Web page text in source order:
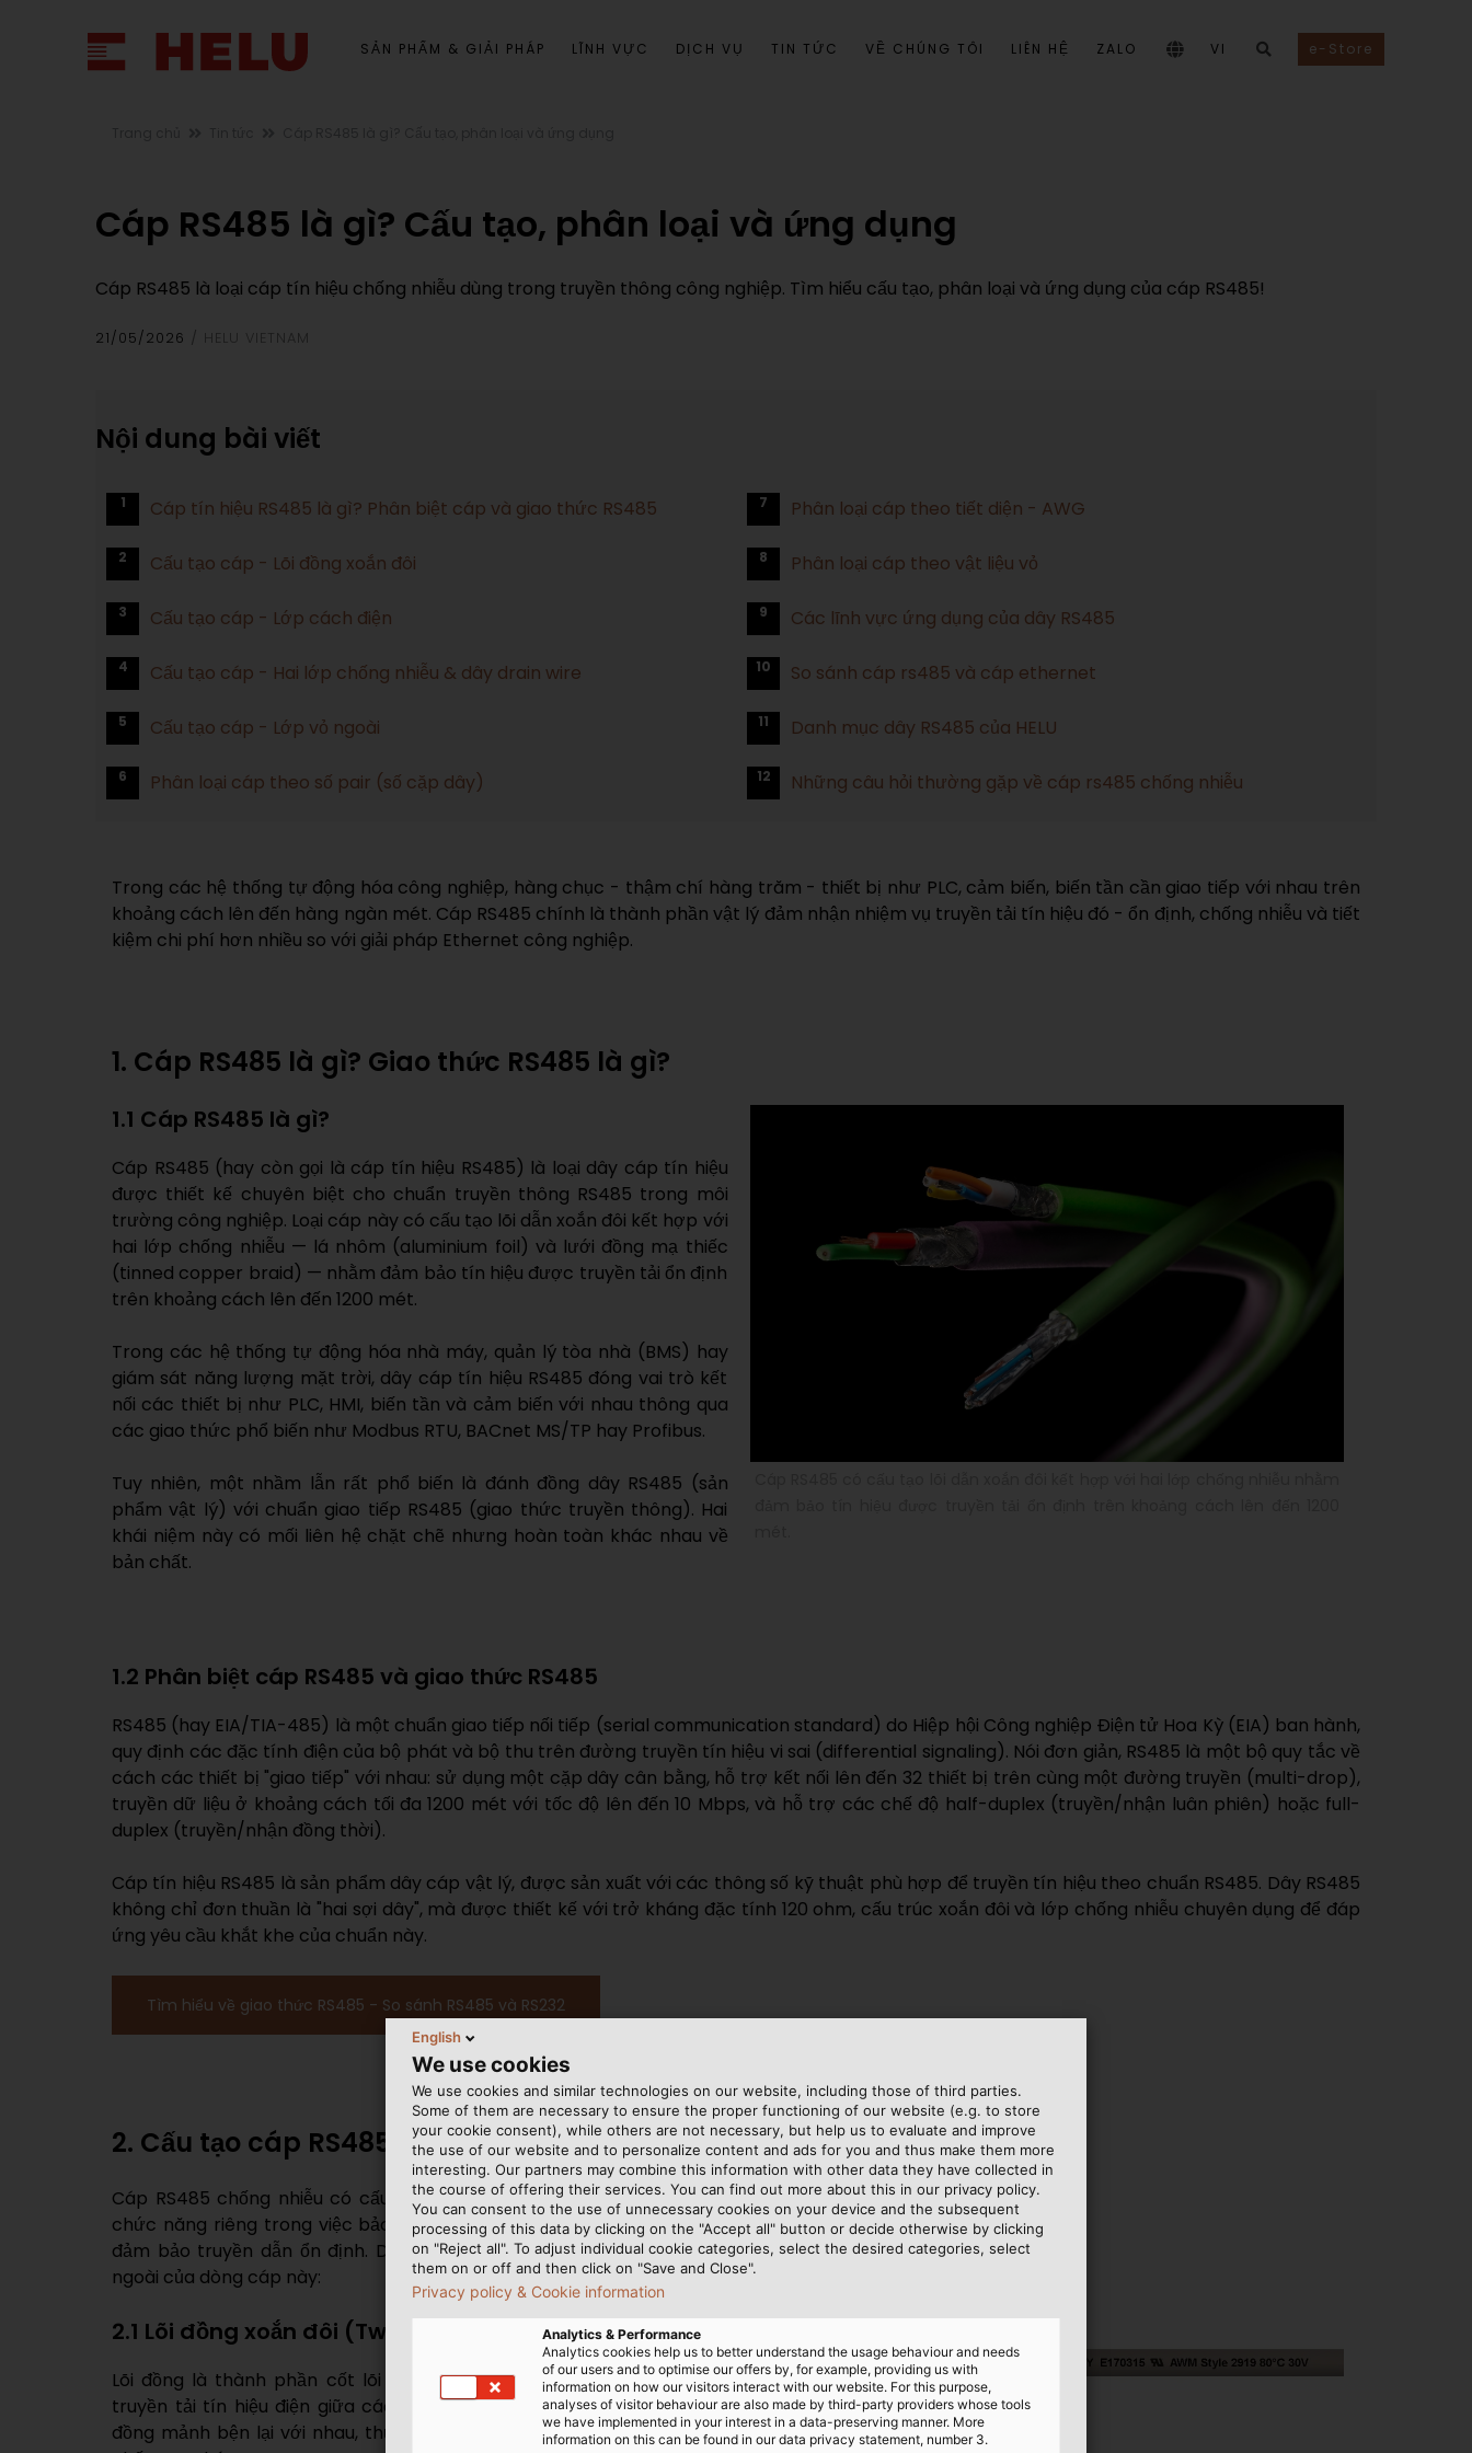
SẢN PHẨM & GIẢI PHÁP LĨNH VỰC DỊCH VỤ TIN TỨC VỀ CHÚNG TÔI LIÊN HỆ ZALO VI e-Store
Cáp RS485 là gì? Cấu tạo, phân loại và ứng dụng
Cáp RS485 là loại cáp tín hiệu chống nhiễu dùng trong truyền thông công nghiệp. Tìm hiểu cấu tạo, phân loại và ứng dụng của cáp RS485!
21/05/2026 HELU VIETNAM
Nội dung bài viết
1 Cáp tín hiệu RS485 là gì? Phân biệt cáp và giao thức RS485
2 Cấu tạo cáp - Lõi đồng xoắn đôi
3 Cấu tạo cáp - Lớp cách điện
4 Cấu tạo cáp - Hai lớp chống nhiễu & dây drain wire
5 Cấu tạo cáp - Lớp vỏ ngoài
6 Phân loại cáp theo số pair (số cặp dây)
7 Phân loại cáp theo tiết diện - AWG
8 Phân loại cáp theo vật liệu vỏ
9 Các lĩnh vực ứng dụng của dây RS485
10 So sánh cáp rs485 và cáp ethernet
11 Danh mục dây RS485 của HELU
12 Những câu hỏi thường gặp về cáp rs485 chống nhiễu
Trong các hệ thống tự động hóa công nghiệp, hàng chục - thậm chí hàng trăm - thiết bị như PLC, cảm biến, biến tần cần giao tiếp với nhau trên
khoảng cách lên đến hàng ngàn mét. Cáp RS485 chính là thành phần vật lý đảm nhận nhiệm vụ truyền tải tín hiệu đó - ổn định, chống nhiễu và tiết
kiệm chi phí hơn nhiều so với giải pháp Ethernet công nghiệp.
1. Cáp RS485 là gì? Giao thức RS485 là gì?
1.1 Cáp RS485 là gì?
Cáp RS485 (hay còn gọi là cáp tín hiệu RS485) là loại dây cáp tín hiệu
được thiết kế chuyên biệt cho chuẩn truyền thông RS485 trong môi
trường công nghiệp. Loại cáp này có cấu tạo lõi dẫn xoắn đôi kết hợp với
hai lớp chống nhiễu — lá nhôm (aluminium foil) và lưới đồng mạ thiếc
(tinned copper braid) — nhằm đảm bảo tín hiệu được truyền tải ổn định
trên khoảng cách lên đến 1200 mét.
Trong các hệ thống tự động hóa nhà máy, quản lý tòa nhà (BMS) hay
giám sát năng lượng mặt trời, dây cáp tín hiệu RS485 đóng vai trò kết
nối các thiết bị như PLC, HMI, biến tần và cảm biến với nhau thông qua
các giao thức phổ biến như Modbus RTU, BACnet MS/TP hay Profibus.
Tuy nhiên, một nhầm lẫn rất phổ biến là đánh đồng dây RS485 (sản
phẩm vật lý) với chuẩn giao tiếp RS485 (giao thức truyền thông). Hai
khái niệm này có mối liên hệ chặt chẽ nhưng hoàn toàn khác nhau về
bản chất.
1.2 Phân biệt cáp RS485 và giao thức RS485
RS485 (hay EIA/TIA-485) là một chuẩn giao tiếp nối tiếp (serial communication standard) do Hiệp hội Công nghiệp Điện tử Hoa Kỳ (EIA) ban hành,
quy định các đặc tính điện của bộ phát và bộ thu trên đường truyền tín hiệu vi sai (differential signaling). Nói đơn giản, RS485 là một bộ quy tắc về
cách các thiết bị "giao tiếp" với nhau: sử dụng một cặp dây cân bằng, hỗ trợ kết nối lên đến 32 thiết bị trên cùng một đường truyền (multi-drop),
truyền dữ liệu ở khoảng cách tối đa 1200 mét với tốc độ lên đến 10 Mbps, và hỗ trợ các chế độ half-duplex (truyền/nhận luân phiên) hoặc full-
duplex (truyền/nhận đồng thời).
Cáp tín hiệu RS485 là sản phẩm dây cáp vật lý, được sản xuất với các thông số kỹ thuật phù hợp để truyền tín hiệu theo chuẩn RS485. Dây RS485
không chỉ đơn thuần là "hai sợi dây", mà được thiết kế với trở kháng đặc tính 120 ohm, cấu trúc xoắn đôi và lớp chống nhiễu chuyên dụng để đáp
ứng yêu cầu khắt khe của chuẩn này.
Tìm hiểu về giao thức RS485 - So sánh RS485 và RS232
2. Cấu tạo cáp RS485 chống nhiễu
Cáp RS485 chống nhiễu có cấu tạo nhiều lớp, mỗi lớp đảm nhận một
chức năng riêng trong việc bảo vệ tín hiệu khỏi nhiễu điện từ (EMI) và
đảm bảo truyền dẫn ổn định. Dưới đây là cấu tạo chi tiết từ trong ra
ngoài của dòng cáp này:
2.1 Lõi đồng xoắn đôi (Twisted pair)
Lõi đồng là thành phần cốt lõi của dây cáp RS485, chịu trách nhiệm
truyền tải tín hiệu điện giữa các thiết bị. Lõi dẫn được làm từ các sợi
đồng mảnh bện lại với nhau, thường được mạ thiếc để tăng khả năng
English
We use cookies
We use cookies and similar technologies on our website, including those of third parties.
Some of them are necessary to ensure the proper functioning of our website (e.g. to store
your cookie consent), while others are not necessary, but help us to evaluate and improve
the use of our website and to personalize content and ads for you and thus make them more
interesting. Our partners may combine this information with other data they have collected in
the course of offering their services. You can find out more about this in our privacy policy.
You can consent to the use of unnecessary cookies on your device and the subsequent
processing of this data by clicking on the "Accept all" button or decide otherwise by clicking
on "Reject all". To adjust individual cookie categories, select the desired categories, select
them on or off and then click on "Save and Close".
Privacy policy & Cookie information
Analytics & Performance
Analytics cookies help us to better understand the usage behaviour and needs
of our users and to optimise our offers by, for example, providing us with
information on how our visitors interact with our website. For this purpose,
analyses of visitor behaviour are also made by third-party providers whose tools
we have implemented in your interest in a data-preserving manner. More
information on this can be found in our data privacy statement, number 3.